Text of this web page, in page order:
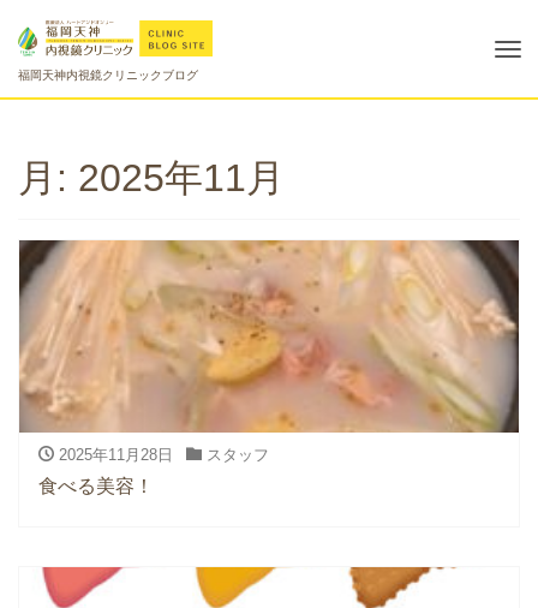
福岡天神内視鏡クリニックブログ
月: 2025年11月
2025年11月28日 スタッフ
食べる美容！